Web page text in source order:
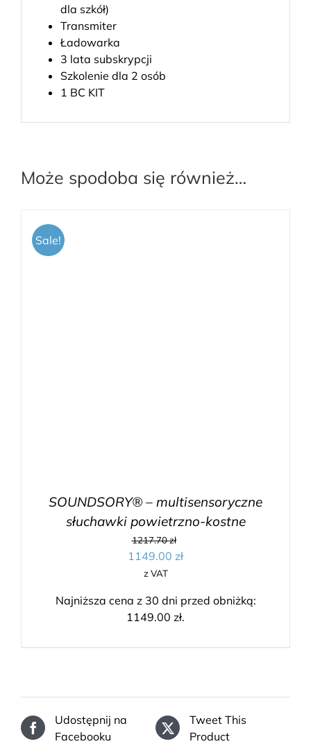
dla szkół)
Transmiter
Ładowarka
3 lata subskrypcji
Szkolenie dla 2 osób
1 BC KIT
Może spodoba się również…
Sale!
SOUNDSORY® – multisensoryczne
słuchawki powietrzno-kostne
1217.70zł
1149.00 zł
z VAT
Najniższa cena z 30 dni przed obniżką:
1149.00 zł.
Udostępnij na
Facebooku
Tweet This
Product